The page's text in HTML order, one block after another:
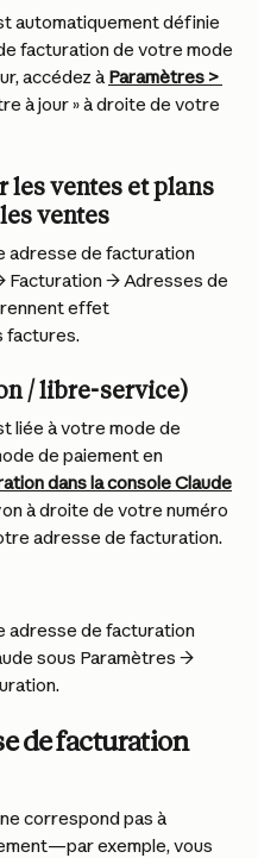
automatiquement définie
facturation de votre mode
accédez à Paramètres >
à jour » à droite de votre
les ventes et plans
ventes
adresse de facturation
Facturation → Adresses de
effet
factures.
/ libre-service)
liée à votre mode de
de paiement en
dans la console Claude
à droite de votre numéro
adresse de facturation.
adresse de facturation
sous Paramètres →
de facturation
correspond pas à
exemple, vous